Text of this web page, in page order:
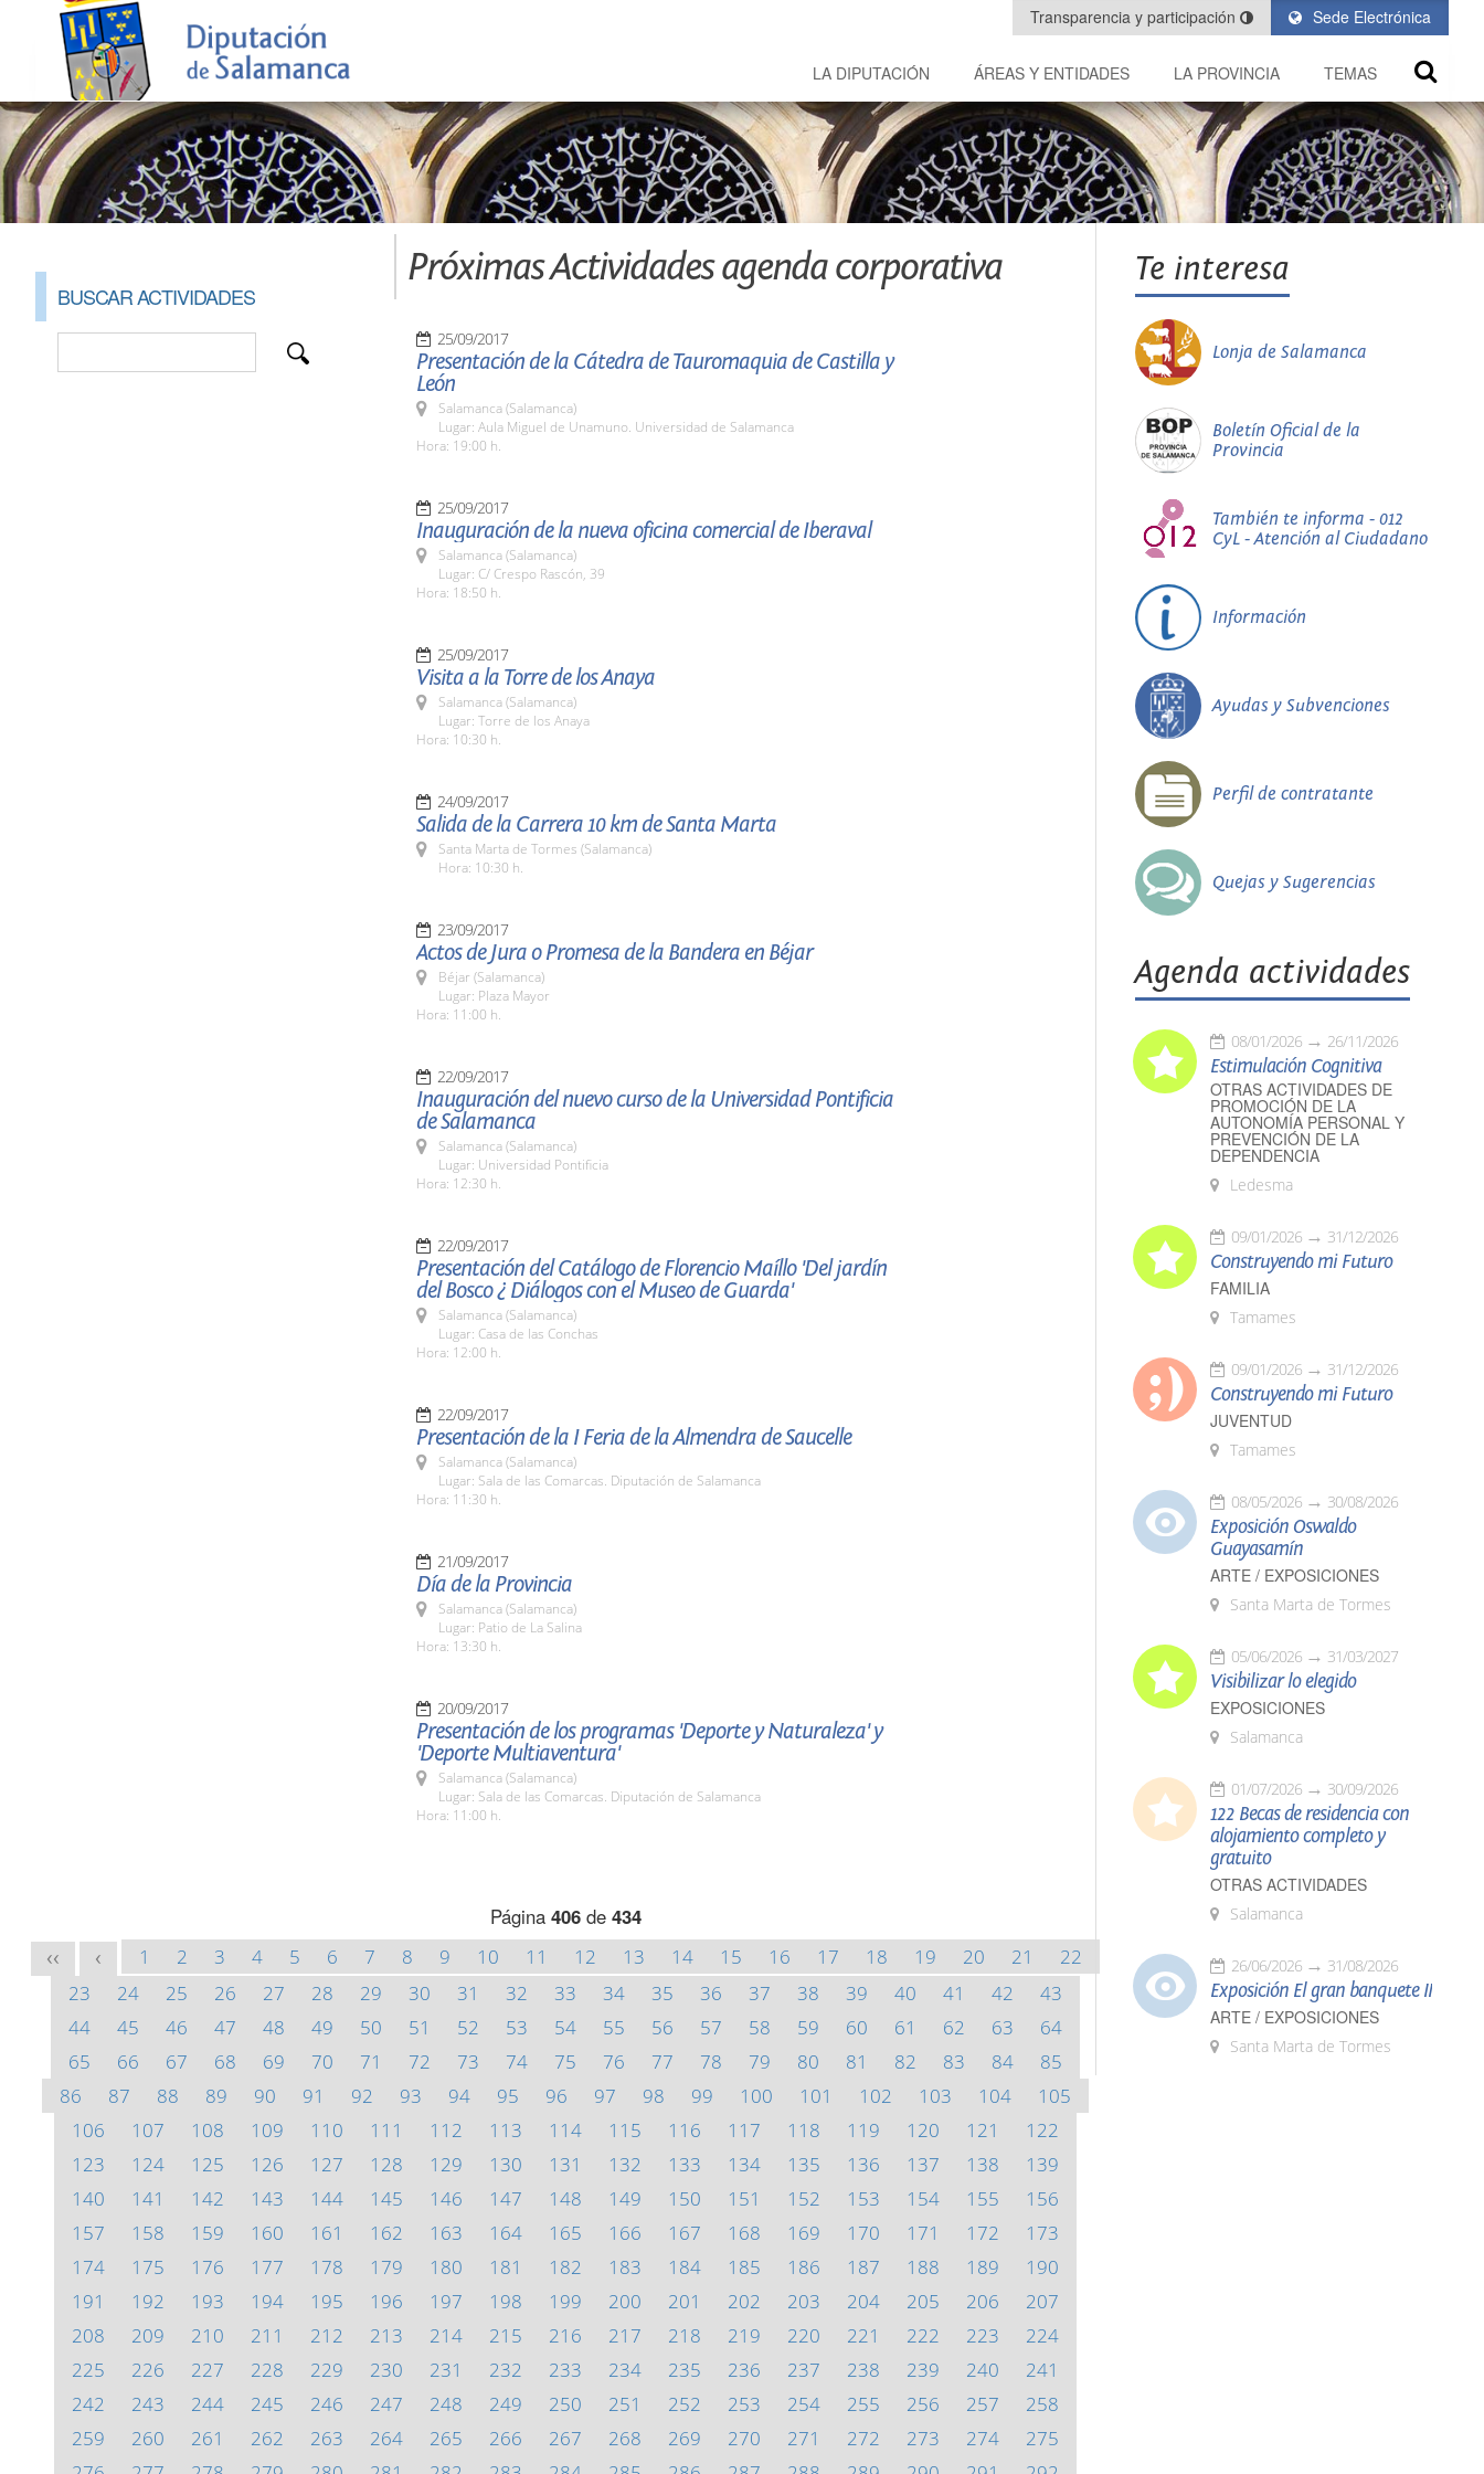
Sede Electrónica
Transparencia y participación
LA DIPUTACIÓN ÁREAS Y ENTIDADES LA PROVINCIA TEMAS
BUSCAR ACTIVIDADES
Próximas Actividades agenda corporativa
25/09/2017
Presentación de la Cátedra de Tauromaquia de Castilla y
León
Salamanca (Salamanca)
Lugar: Aula Miguel de Unamuno. Universidad de Salamanca
Hora: 19:00 h.
25/09/2017
Inauguración de la nueva oficina comercial de Iberaval
Salamanca (Salamanca)
Lugar: C/ Crespo Rascón, 39
Hora: 18:50 h.
25/09/2017
Visita a la Torre de los Anaya
Salamanca (Salamanca)
Lugar: Torre de los Anaya
Hora: 10:30 h.
24/09/2017
Salida de la Carrera 10 km de Santa Marta
Santa Marta de Tormes (Salamanca)
Hora: 10:30 h.
23/09/2017
Actos de Jura o Promesa de la Bandera en Béjar
Béjar (Salamanca)
Lugar: Plaza Mayor
Hora: 11:00 h.
22/09/2017
Inauguración del nuevo curso de la Universidad Pontificia
de Salamanca
Salamanca (Salamanca)
Lugar: Universidad Pontificia
Hora: 12:30 h.
22/09/2017
Presentación del Catálogo de Florencio Maíllo 'Del jardín
del Bosco ¿ Diálogos con el Museo de Guarda'
Salamanca (Salamanca)
Lugar: Casa de las Conchas
Hora: 12:00 h.
22/09/2017
Presentación de la I Feria de la Almendra de Saucelle
Salamanca (Salamanca)
Lugar: Sala de las Comarcas. Diputación de Salamanca
Hora: 11:30 h.
21/09/2017
Día de la Provincia
Salamanca (Salamanca)
Lugar: Patio de La Salina
Hora: 13:30 h.
20/09/2017
Presentación de los programas 'Deporte y Naturaleza' y
'Deporte Multiaventura'
Salamanca (Salamanca)
Lugar: Sala de las Comarcas. Diputación de Salamanca
Hora: 11:00 h.
Página 406de 434
<< < 1 2 3 4 5 6 7 8 9 10 11 12 13 14 15 16 17 18 19 20 21
22
23
24 25 26 27 28 29 30 31 32 33 34 35 36 37 38 39 40 41 42
43
44
45 46 47 48 49 50 51 52 53 54 55 56 57 58 59 60 61 62 63
64
65
66 67 68 69 70 71 72 73 74 75 76 77 78 79 80 81 82 83 84
85
86
87 88 89 90 91 92 93 94 95 96 97 98 99 100 101 102 103 104
105
106
107 108 109 110 111 112 113 114 115 116 117 118 119 120 121
122
123
124 125 126 127 128 129 130 131 132 133 134 135 136 137 138
139
140
141 142 143 144 145 146 147 148 149 150 151 152 153 154 155
156
157
158 159 160 161 162 163 164 165 166 167 168 169 170 171 172
173
174
175 176 177 178 179 180 181 182 183 184 185 186 187 188 189
190
191
192 193 194 195 196 197 198 199 200 201 202 203 204 205 206
207
208
209 210 211 212 213 214 215 216 217 218 219 220 221 222 223
224
225
226 227 228 229 230 231 232 233 234 235 236 237 238 239 240
241
242
243 244 245 246 247 248 249 250 251 252 253 254 255 256 257
258
259
260 261 262 263 264 265 266 267 268 269 270 271 272 273 274
275
Te interesa
Lonja de Salamanca
Boletín Oficial de la
Provincia
También te informa - 012
CyL - Atención al Ciudadano
Información
Ayudas y Subvenciones
Perfil de contratante
Quejas y Sugerencias
Agenda actividades
08/01/2026 26/11/2026
Estimulación Cognitiva
OTRAS ACTIVIDADES DE
PROMOCIÓN DE LA
AUTONOMÍA PERSONAL Y
PREVENCIÓN DE LA
DEPENDENCIA
Ledesma
09/01/2026 31/12/2026
Construyendo mi Futuro
FAMILIA
Tamames
09/01/2026 31/12/2026
Construyendo mi Futuro
JUVENTUD
Tamames
08/05/2026 30/08/2026
Exposición Oswaldo
Guayasamín
ARTE / EXPOSICIONES
Santa Marta de Tormes
05/06/2026 31/03/2027
Visibilizar lo elegido
EXPOSICIONES
Salamanca
01/07/2026 30/09/2026
122 Becas de residencia con
alojamiento completo y
gratuito
OTRAS ACTIVIDADES
Salamanca
26/06/2026 31/08/2026
Exposición El gran banquete II
ARTE / EXPOSICIONES
Santa Marta de Tormes